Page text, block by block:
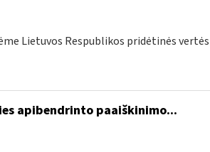
Lietuvos Respublikos pridėtinės vertės
apibendrinto paaiškinimo...